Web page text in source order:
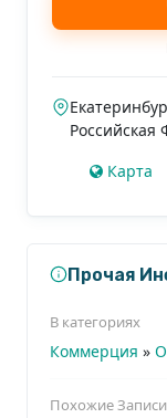
- Гидроциклы
- Снегоходы
3.
- Подведение
вышек,
Российская
Карта
Прочая
В категориях
Коммерция »
Похожие Записи